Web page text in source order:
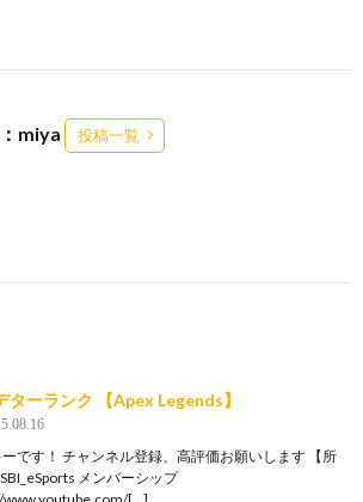
miya 投稿一覧
ターランク 【Apex Legends】
です！ チャンネル登録、高評価お願いします 【所
メンバーシップ